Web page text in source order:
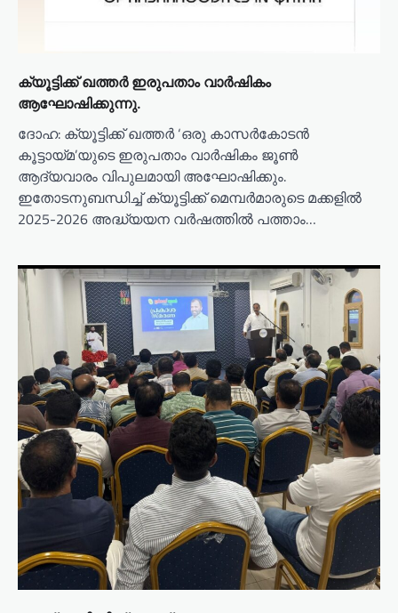
ക്യൂട്ടിക്ക് ഖത്തർ ഇരുപതാം വാർഷികം
ആഘോഷിക്കുന്നു.
ദോഹ: ക്യൂട്ടിക്ക് ഖത്തർ ‘ഒരു കാസർകോടൻ
കൂട്ടായ്മ’യുടെ ഇരുപതാം വാർഷികം ജൂൺ
ആദ്യവാരം വിപുലമായി അഘോഷിക്കും.
ഇതോടനുബന്ധിച്ച് ക്യൂട്ടിക്ക് മെമ്പർമാരുടെ മക്കളിൽ
2025-2026 അദ്ധ്യയന വർഷത്തിൽ പത്താം…